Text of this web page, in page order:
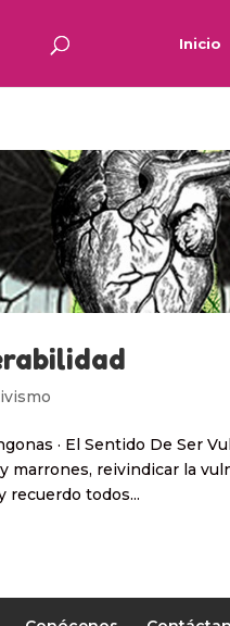
Inicio
· El Sentido De Ser
marrones, reivindicar la
recuerdo todos...